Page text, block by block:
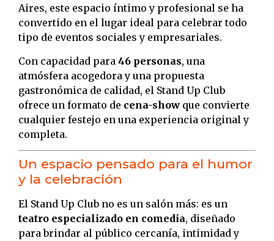
Aires, este espacio íntimo y profesional se ha
convertido en el lugar ideal para celebrar todo
tipo de eventos sociales y empresariales.
Con capacidad para 46 personas, una
atmósfera acogedora y una propuesta
gastronómica de calidad, el Stand Up Club
ofrece un formato de cena-show que convierte
cualquier festejo en una experiencia original y
completa.
Un espacio pensado para el humor
y la celebración
El Stand Up Club no es un salón más: es un
teatro especializado en comedia, diseñado
para brindar al público cercanía, intimidad y